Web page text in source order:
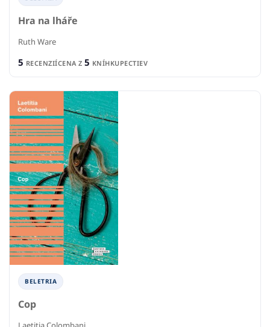
Hra na lháře
Ruth Ware
5 RECENZIÍCENA Z 5 KNÍHKUPECTIEV
BELETRIA
Cop